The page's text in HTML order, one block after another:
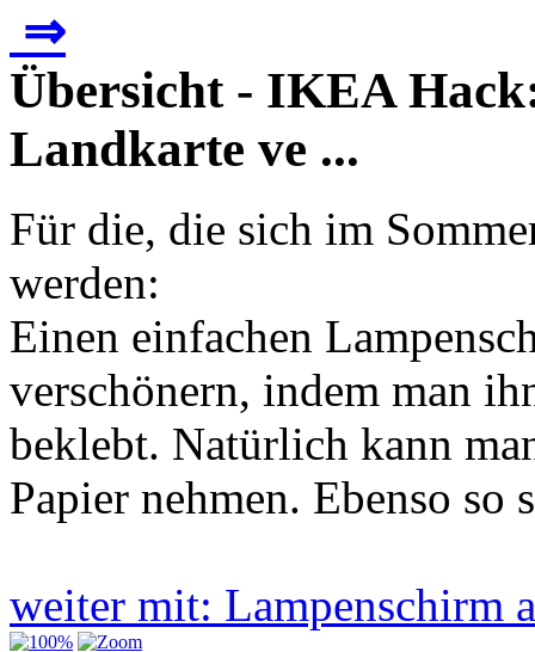
⇒
Übersicht - IKEA
Landkarte ve ...
Für die, die sich im
werden:
Einen einfachen
verschönern, indem man
beklebt. Natürlich kann
Papier nehmen. Ebenso
weiter mit: Lampenschirm